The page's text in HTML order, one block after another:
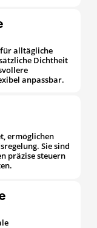
für alltägliche
Dichtheit
anpassbar.
ermöglichen
Sie sind
präzise steuern